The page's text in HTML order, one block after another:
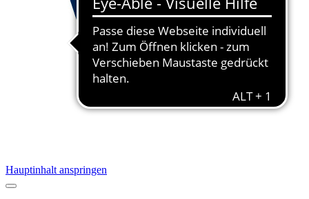
Hauptinhalt anspringen